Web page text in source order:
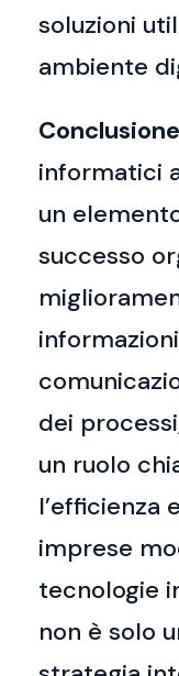
soluzioni
ambiente
informatici
un
successo
dei
un ruolo
l’efficienza
imprese
tecnologie
non è solo